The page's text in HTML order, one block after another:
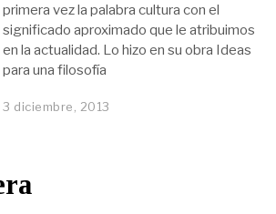
primera vez la palabra cultura con el
significado aproximado que le atribuimos
en la actualidad. Lo hizo en su obra Ideas
para una filosofía
3 diciembre, 2013